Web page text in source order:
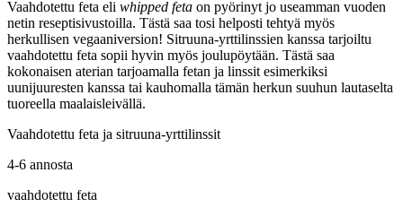
Vaahdotettu feta eli whipped feta on pyörinyt jo useamman vuoden
netin reseptisivustoilla. Tästä saa tosi helposti tehtyä myös
herkullisen vegaaniversion! Sitruuna-yrttilinssien kanssa tarjoiltu
vaahdotettu feta sopii hyvin myös joulupöytään. Tästä saa
kokonaisen aterian tarjoamalla fetan ja linssit esimerkiksi
uunijuuresten kanssa tai kauhomalla tämän herkun suuhun lautaselta
tuoreella maalaisleivällä.
Vaahdotettu feta ja sitruuna-yrttilinssit
4-6 annosta
vaahdotettu feta